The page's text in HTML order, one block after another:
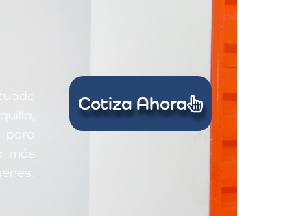
más
Cotiza Ahora